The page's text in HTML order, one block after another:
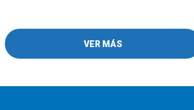
VER MÁS